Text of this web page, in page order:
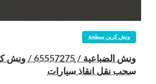
ونش كرين سطحة
ونش الضباعية /
سحب نقل انقاذ سيارات